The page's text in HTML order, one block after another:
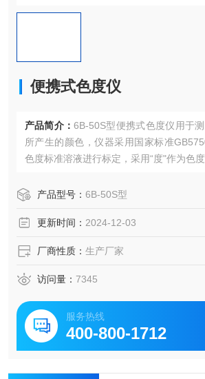
便携式色度仪
产品简介： 6B-50S型便携式色度仪用于
所产生的颜色，仪器采用国家标准
色度标准溶液进行标定，采用“度"作为色度
产品型号： 6B-50S型
更新时间： 2024-12-03
厂商性质： 生产厂家
访问量： 7345
服务热线
400-800-1712